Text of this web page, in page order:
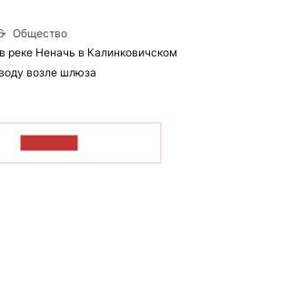
Общество
реке Неначь в Калинковичском
возле шлюза